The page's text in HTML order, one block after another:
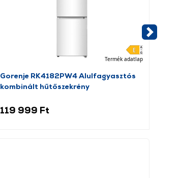
Termék adatlap
Gorenje RK4182PW4 Alulfagyasztós
kombinált hűtőszekrény
119 999 Ft